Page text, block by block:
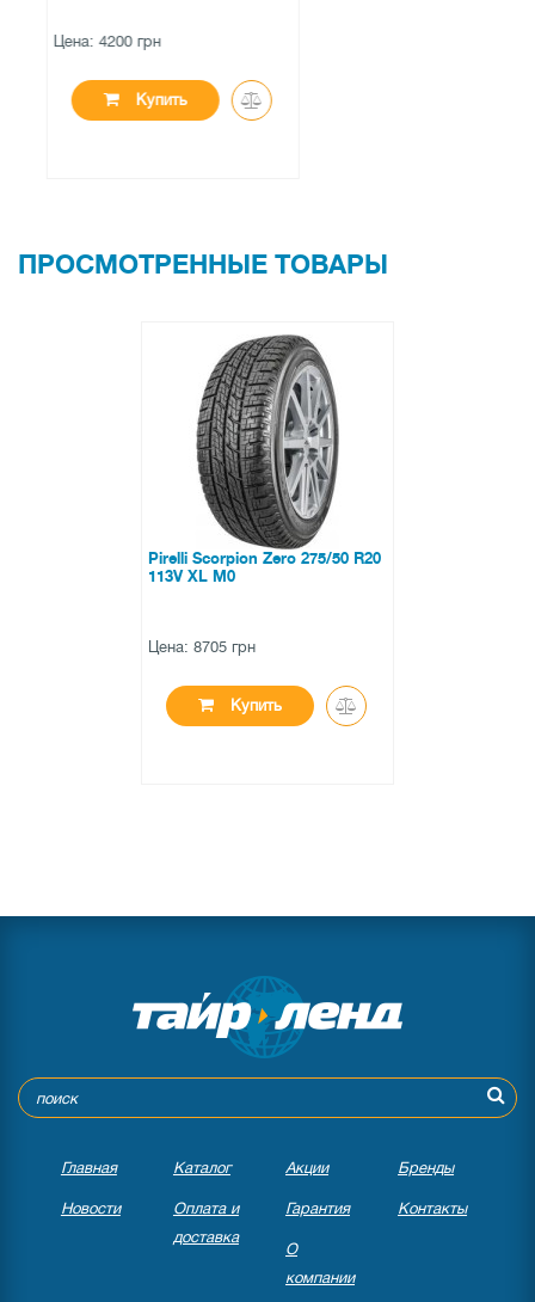
ПРОСМОТРЕННЫЕ ТОВАРЫ
Pirelli Scorpion Zero 275/50 R20
113V XL M0
Цена: 8705 грн
Купить
Главная Каталог Акции Бренды
Новости
Оплата и
доставка
Гарантия Контакты
О
компании